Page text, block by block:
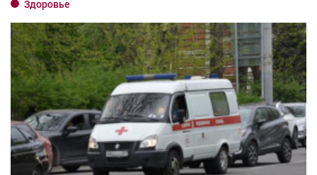
Здоровье